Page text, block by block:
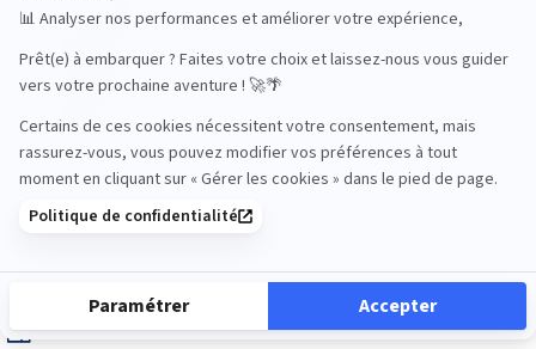
Océan Indien
Nos thématiques